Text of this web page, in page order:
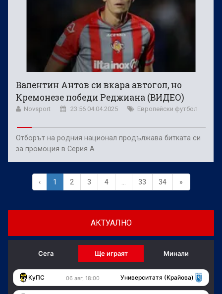
Валентин Антов си вкара автогол, но
Кремонезе победи Реджиана (ВИДЕО)
Novsport 23:56 04.04.2025 Европейски футбол
Отборът на родния национал продължава битката си
за промоция в Серия А
‹ 1 2 3 4 33 34 »
АКТУАЛНО
Сега Ще играят Минали
KуПС 06 авг, 18:00 Университатя (Крайова)